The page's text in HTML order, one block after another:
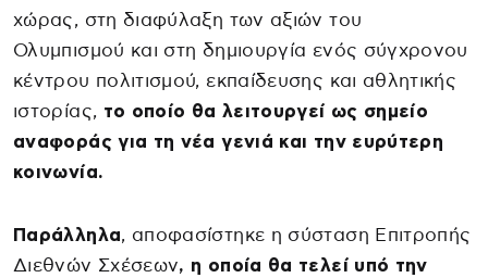
χώρας, στη διαφύλαξη των αξιών του
Ολυμπισμού και στη δημιουργία ενός σύγχρονου
κέντρου πολιτισμού, εκπαίδευσης και αθλητικής
ιστορίας, το οποίο θα λειτουργεί ως σημείο
αναφοράς για τη νέα γενιά και την ευρύτερη
κοινωνία.
Παράλληλα, αποφασίστηκε η σύσταση Επιτροπής
Διεθνών Σχέσεων, η οποία θα τελεί υπό την